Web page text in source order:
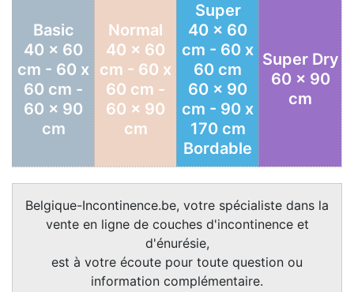
Basic
40 x 60
cm - 60 x
60 cm -
60 x 90
cm
Normal
40 x 60
cm - 60 x
60 cm -
60 x 90
cm
Super
40 x 60
cm - 60 x
60 cm
60 x 90
cm - 90 x
170 cm
Bordable
Super Dry
60 x 90
cm
Belgique-Incontinence.be, votre spécialiste dans la
vente en ligne de couches d'incontinence et
d'énurésie,
est à votre écoute pour toute question ou
information complémentaire.